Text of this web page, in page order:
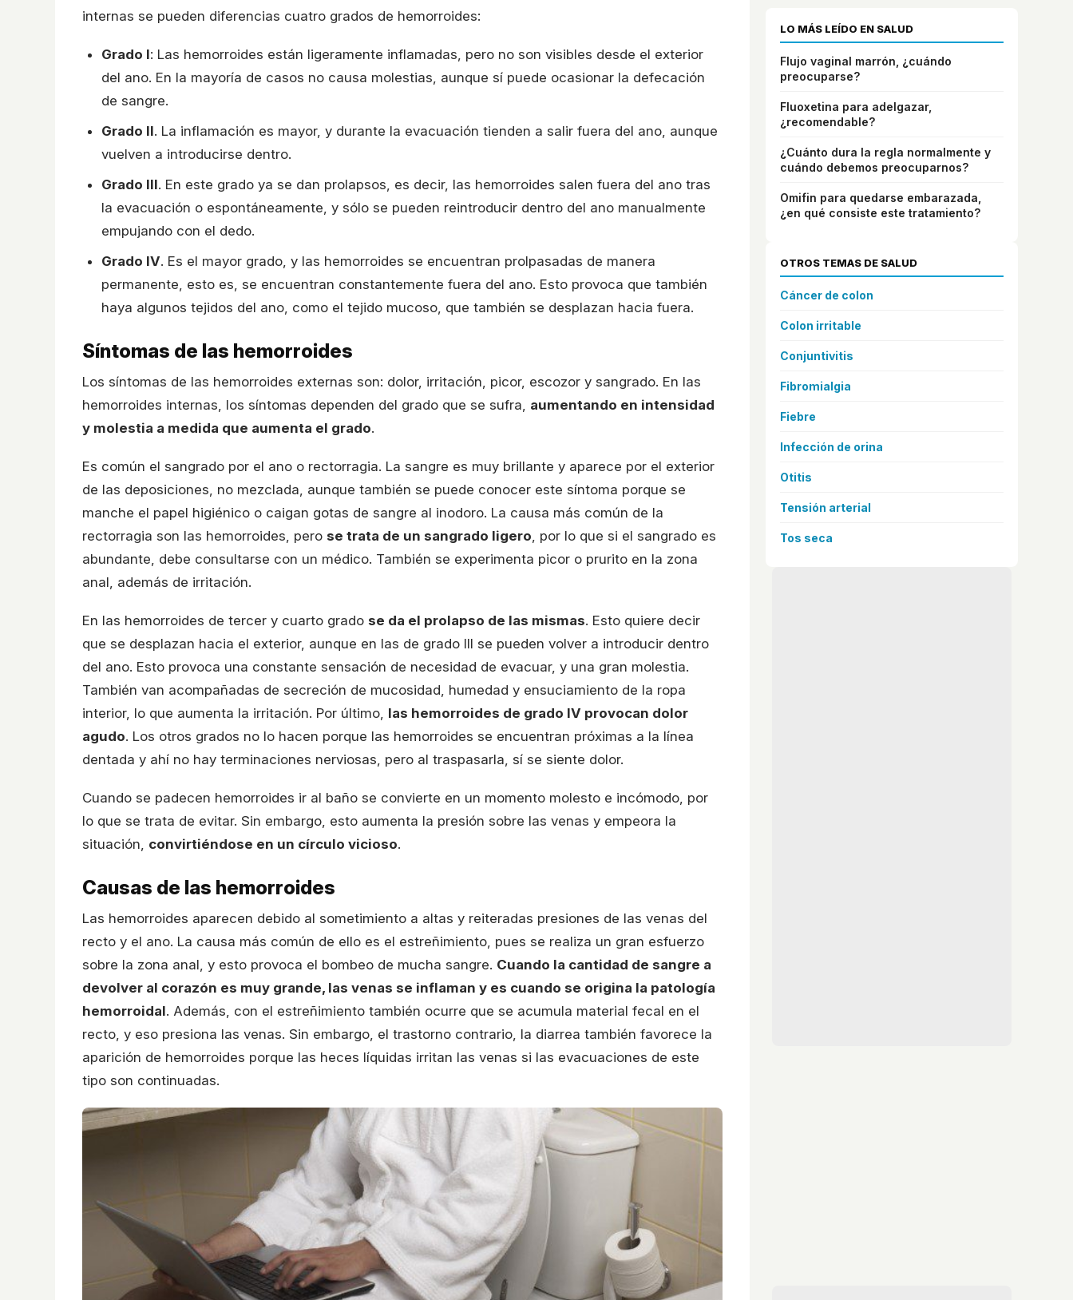
internas se pueden diferencias cuatro grados de hemorroides:
Grado I: Las hemorroides están ligeramente inflamadas, pero no son visibles desde el exterior
del ano. En la mayoría de casos no causa molestias, aunque sí puede ocasionar la defecación
de sangre.
Grado II. La inflamación es mayor, y durante la evacuación tienden a salir fuera del ano, aunque
vuelven a introducirse dentro.
Grado III. En este grado ya se dan prolapsos, es decir, las hemorroides salen fuera del ano tras
la evacuación o espontáneamente, y sólo se pueden reintroducir dentro del ano manualmente
empujando con el dedo.
Grado IV. Es el mayor grado, y las hemorroides se encuentran prolpasadas de manera
permanente, esto es, se encuentran constantemente fuera del ano. Esto provoca que también
haya algunos tejidos del ano, como el tejido mucoso, que también se desplazan hacia fuera.
Síntomas de las hemorroides
Los síntomas de las hemorroides externas son: dolor, irritación, picor, escozor y sangrado. En las
hemorroides internas, los síntomas dependen del grado que se sufra, aumentando en intensidad
y molestia a medida que aumenta el grado.
Es común el sangrado por el ano o rectorragia. La sangre es muy brillante y aparece por el exterior
de las deposiciones, no mezclada, aunque también se puede conocer este síntoma porque se
manche el papel higiénico o caigan gotas de sangre al inodoro. La causa más común de la
rectorragia son las hemorroides, pero se trata de un sangrado ligero , por lo que si el sangrado es
abundante, debe consultarse con un médico. También se experimenta picor o prurito en la zona
anal, además de irritación.
En las hemorroides de tercer y cuarto grado se da el prolapso de las mismas. Esto quiere decir
que se desplazan hacia el exterior, aunque en las de grado III se pueden volver a introducir dentro
del ano. Esto provoca una constante sensación de necesidad de evacuar, y una gran molestia.
También van acompañadas de secreción de mucosidad, humedad y ensuciamiento de la ropa
interior, lo que aumenta la irritación. Por último, las hemorroides de grado IV provocan dolor
agudo. Los otros grados no lo hacen porque las hemorroides se encuentran próximas a la línea
dentada y ahí no hay terminaciones nerviosas, pero al traspasarla, sí se siente dolor.
Cuando se padecen hemorroides ir al baño se convierte en un momento molesto e incómodo, por
lo que se trata de evitar. Sin embargo, esto aumenta la presión sobre las venas y empeora la
situación, convirtiéndose en un círculo vicioso.
Causas de las hemorroides
Las hemorroides aparecen debido al sometimiento a altas y reiteradas presiones de las venas del
recto y el ano. La causa más común de ello es el estreñimiento, pues se realiza un gran esfuerzo
sobre la zona anal, y esto provoca el bombeo de mucha sangre. Cuando la cantidad de sangre a
devolver al corazón es muy grande, las venas se inflaman y es cuando se origina la patología
hemorroidal. Además, con el estreñimiento también ocurre que se acumula material fecal en el
recto, y eso presiona las venas. Sin embargo, el trastorno contrario, la diarrea también favorece la
aparición de hemorroides porque las heces líquidas irritan las venas si las evacuaciones de este
tipo son continuadas.
LO MÁS LEÍDO EN SALUD
Flujo vaginal marrón, ¿cuándo
preocuparse?
Fluoxetina para adelgazar,
¿recomendable?
¿Cuánto dura la regla normalmente y
cuándo debemos preocuparnos?
Omifin para quedarse embarazada,
¿en qué consiste este tratamiento?
OTROS TEMAS DE SALUD
Cáncer de colon
Colon irritable
Conjuntivitis
Fibromialgia
Fiebre
Infección de orina
Otitis
Tensión arterial
Tos seca